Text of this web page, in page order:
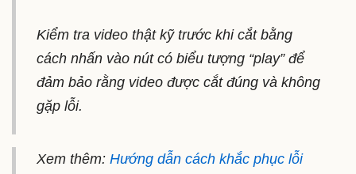
Kiểm tra video thật kỹ trước khi cắt bằng
cách nhấn vào nút có biểu tượng “play” để
đảm bảo rằng video được cắt đúng và không
gặp lỗi.
Xem thêm: Hướng dẫn cách khắc phục lỗi